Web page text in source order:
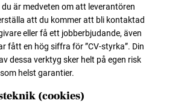
är medveten om att leverantören
att du kommer att bli kontaktad
eller få ett jobberbjudande, även
fått en hög siffra för ”CV-styrka”. Din
dessa verktyg sker helt på egen risk
helst garantier.
(cookies)